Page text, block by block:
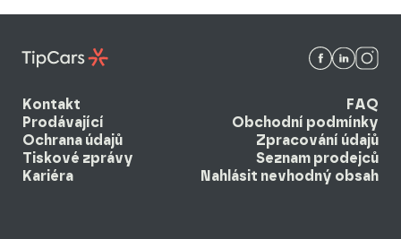
Kontakt
FAQ
Prodávající
Obchodní podmínky
Ochrana údajů
Zpracování údajů
Tiskové zprávy
Seznam prodejců
Kariéra
Nahlásit nevhodný obsah